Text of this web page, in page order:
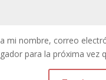
mi nombre, correo
para la próxima vez